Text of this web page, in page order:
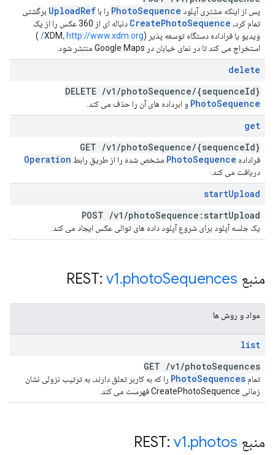
پس از اینکه مشتری آپلود PhotoSequence را با UploadRef
برگشتی
تمام کرد،
CreatePhotoSequence
دنباله ای از 360 عکس را از یک
ویدیو یا فراداده دستگاه توسعه پذیر (XDM،http://www.xdm.org/
)
استخراج می کند تا در نمای خیابان در Google Maps منتشر شود.
delete
DELETE /v1 /photoSequence/{sequenceId}
PhotoSequence و ابرداده های آن را حذف می کند.
get
GET /v1 /photoSequence/{sequenceId}
فراداده PhotoSequence مشخص شده را از طریق رابط Operation
دریافت می کند.
startUpload
POST /v1 /photoSequence:startUpload
یک جلسه آپلود برای شروع آپلود داده های توالی عکس ایجاد می کند.
منبع REST: v1.photoSequences
مواد و روش ها
list
GET /v1 /photoSequences
تمام PhotoSequences
را که به کاربر تعلق دارند، به ترتیب نزولی نشان
زمانی CreatePhotoSequence فهرست می کند.
منبع REST: v1.photos